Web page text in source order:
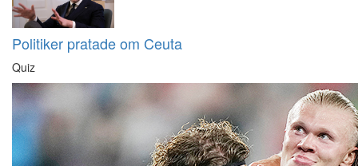
Politiker pratade om Ceuta
Quiz